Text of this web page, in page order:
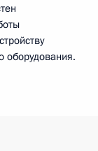
оборудования.